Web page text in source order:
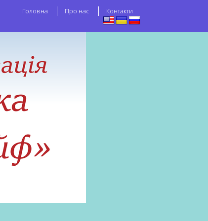
Головна Про нас Контакти